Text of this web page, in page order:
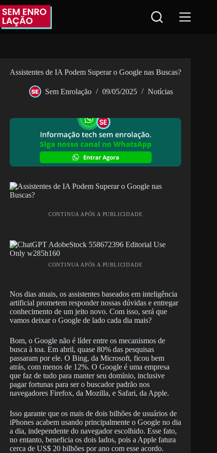
Pular
para
conteúdo
Assistentes de IA Podem Superar o Google nas Buscas?
Sem Enrolação 09/05/2025 Notícias
CONTINUA APÓS A PUBLICIDADE
CONTINUA APÓS A PUBLICIDADE
Nos dias atuais, os assistentes baseados em inteligência
artificial prometem responder nossas dúvidas e entregar
conhecimento de um jeito novo. Com isso, será que
vamos deixar o Google de lado cada dia mais?
Bom, o Google não é líder entre os mecanismos de
busca à toa. Em abril, quase 80% das pesquisas
passaram por ele. O Bing, da Microsoft, ficou bem
atrás, com menos de 12%. O Google é uma empresa
que faz de tudo para manter seu domínio, inclusive
pagar fortunas para ser o buscador padrão nos
navegadores Firefox, da Mozilla, e Safari, da Apple.
Isso garante que os mais de dois bilhões de usuários de
iPhones acabem usando principalmente o Google no dia
a dia, independente do navegador escolhido. Esse fato,
no entanto, beneficia os dois lados, pois a Apple fatura
cerca de US$ 20 bilhões por ano com esse acordo.